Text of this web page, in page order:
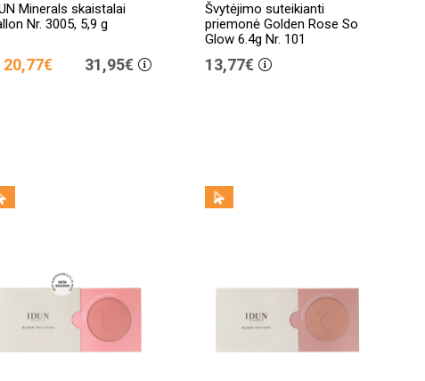
Minerals skaistalai
Nr. 3005, 5,9 g
20,77€ 31,95€
Švytėjimo suteikianti
priemonė Golden Rose So
Glow 6.4g Nr. 101
13,77€